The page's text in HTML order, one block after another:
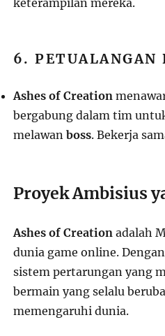
keterampilan mereka.
6. PETUALANGAN
Ashes of Creation
bergabung dalam tim
melawan boss. Bekerja
Proyek Ambisius
Ashes of Creationadalah
dunia game online.
sistem pertarungan yang
bermain yang selalu
memengaruhi dunia.